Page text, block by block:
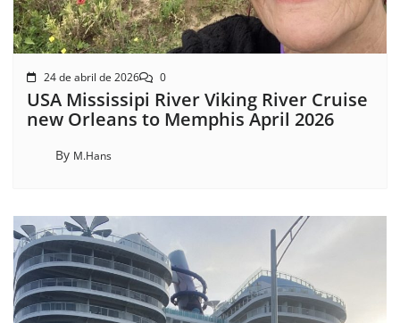
24 de abril de 2026 0
USA Mississipi River Viking River Cruise
new Orleans to Memphis April 2026
By M.Hans